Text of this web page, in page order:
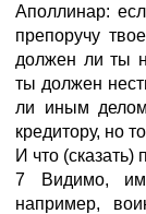
Аполлинар:
препоручу
должен ли ты
ты должен
ли иным
кредитору, но
И что (сказать)
7 Видимо,
например,